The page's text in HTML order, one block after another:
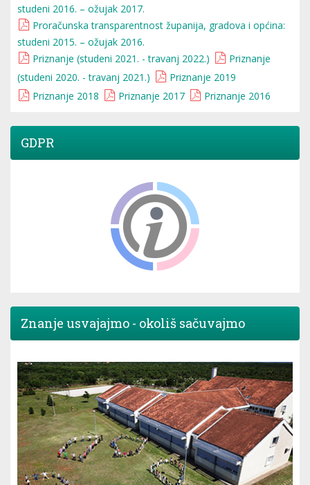
studeni 2016. – ožujak 2017.
Proračunska transparentnost županija, gradova i općina:
studeni 2015. – ožujak 2016.
Priznanje (studeni 2021. - travanj 2022.)
Priznanje
(studeni 2020. - travanj 2021.)
Priznanje 2019
Priznanje 2018
Priznanje 2017 Priznanje 2016
GDPR
Znanje usvajajmo - okoliš sačuvajmo